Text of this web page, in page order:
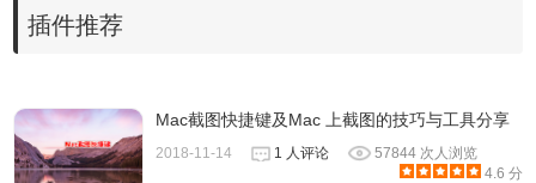
插件推荐
Mac截图快捷键及Mac 上截图的技巧与工具分享
2018-11-14 1 人评论
57844 次人浏览
4.6 分